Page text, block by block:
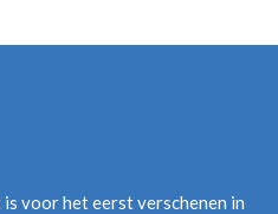
voor het eerst verschenen in